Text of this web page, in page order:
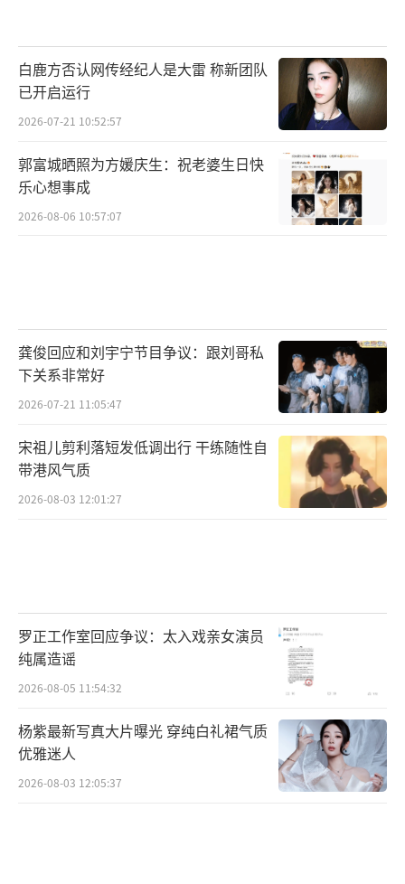
白鹿方否认网传经纪人是大雷 称新团队
已开启运行
2026-07-21 10:52:57
郭富城晒照为方媛庆生：祝老婆生日快
乐心想事成
2026-08-06 10:57:07
龚俊回应和刘宇宁节目争议：跟刘哥私
下关系非常好
2026-07-21 11:05:47
宋祖儿剪利落短发低调出行 干练随性自
带港风气质
2026-08-03 12:01:27
罗正工作室回应争议：太入戏亲女演员
纯属造谣
2026-08-05 11:54:32
杨紫最新写真大片曝光 穿纯白礼裙气质
优雅迷人
2026-08-03 12:05:37